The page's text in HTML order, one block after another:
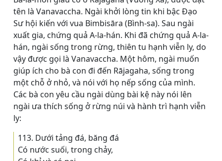
tên là Vanavaccha. Ngài khởi lòng tin khi bậc Ðạo
Sư hội kiến với vua Bimbisāra (Bình-sa). Sau ngài
xuất gia, chứng quả A-la-hán. Khi đã chứng quả A-la-
hán, ngài sống trong rừng, thiên tu hạnh viễn ly, do
vậy được gọi là Vanavaccha. Một hôm, ngài muốn
giúp ích cho bà con đi đến Rājagaha, sống trong
một chỗ ở nhỏ, và nói với họ nếp sống của mình.
Các bà con yêu cầu ngài dùng bài kệ này nói lên
ngài ưa thích sống ở rừng núi và hành trì hạnh viễn
ly:
113. Dưới tảng đá, băng đá
Có nước suối, trong chảy,